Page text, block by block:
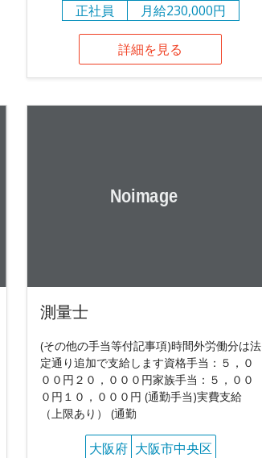
正社員
月給230,000円
詳細を見る
測量士
(その他の手当等付記事項)時間外労働分は法
定通り追加で支給します資格手当：５，０
００円２０，０００円家族手当：５，００
０円１０，０００円 (通勤手当)実費支給
（上限あり） (通勤
大阪府 大阪市中央区